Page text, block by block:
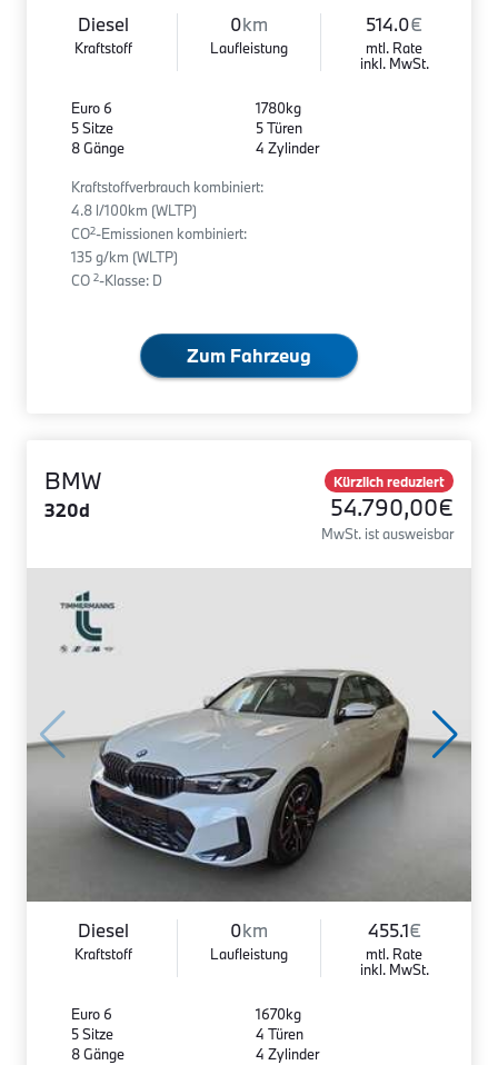
Diesel
Kraftstoff
0km
Laufleistung
514.0€
mtl. Rate
inkl. MwSt.
Euro 6
5 Sitze
8 Gänge
1780kg
5 Türen
4 Zylinder
Kraftstoffverbrauch kombiniert:
4.8 l/100km (WLTP)
CO2-Emissionen kombiniert:
135 g/km (WLTP)
CO 2-Klasse: D
Zum Fahrzeug
BMW
320d
Kürzlich reduziert
54.790,00€
MwSt. ist ausweisbar
Diesel
Kraftstoff
0km
Laufleistung
455.1€
mtl. Rate
inkl. MwSt.
Euro 6
5 Sitze
8 Gänge
1670kg
4 Türen
4 Zylinder